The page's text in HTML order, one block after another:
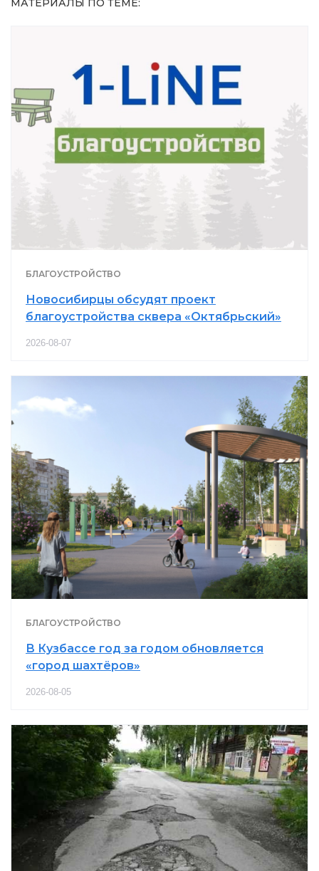
МАТЕРИАЛЫ ПО ТЕМЕ:
БЛАГОУСТРОЙСТВО
Новосибирцы обсудят проект
благоустройства сквера «Октябрьский»
2026-08-07
БЛАГОУСТРОЙСТВО
В Кузбассе год за годом обновляется
«город шахтёров»
2026-08-05